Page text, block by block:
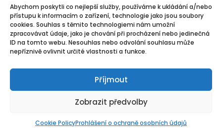
Abychom poskytli co nejlepší služby, používáme k ukládání a/nebo
přístupu k informacím o zařízení, technologie jako jsou soubory
cookies. Souhlas s těmito technologiemi nám umožní
zpracovávat údaje, jako je chování při procházení nebo jedinečná
ID na tomto webu. Nesouhlas nebo odvolání souhlasu může
nepříznivě ovlivnit určité vlastnosti a funkce.
Příjmout
Zobrazit předvolby
Cookie PolicyProhlášení o ochraně osobních údajů
Logo Jobmarkt.cz ® je registrovaná ochranná
známka.